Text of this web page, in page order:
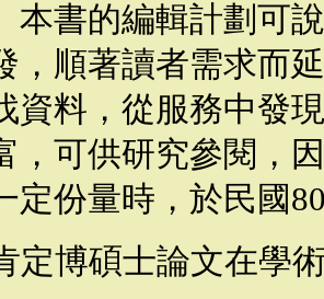
的編輯計劃可說
，順著讀者需求而
資料，從服務中發
，可供研究參閱，
定份量時，於民國
定博碩士論文在學